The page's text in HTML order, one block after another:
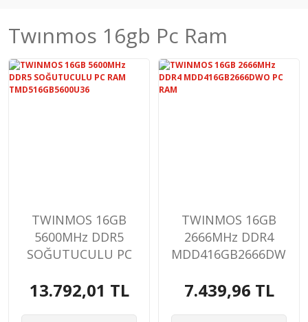
Twınmos 16gb Pc Ram
TWINMOS 16GB
5600MHz DDR5
SOĞUTUCULU PC
TMD516GB5600U36
13.792,01 TL
TWINMOS 16GB
2666MHz DDR4
MDD416GB2666DWO
7.439,96 TL